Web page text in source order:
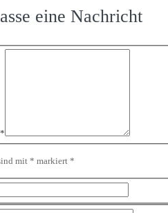
eine Nachricht
*
mit * markiert *